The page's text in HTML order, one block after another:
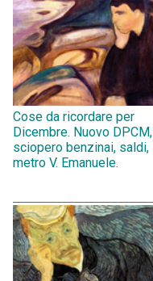
Cose da ricordare per
Dicembre. Nuovo DPCM,
sciopero benzinai, saldi,
metro V. Emanuele.